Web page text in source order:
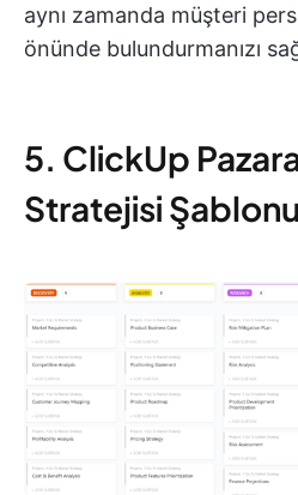
aynı zamanda müşteri
önünde bulundurmanızı
5. ClickUp
Stratejisi Şablonu